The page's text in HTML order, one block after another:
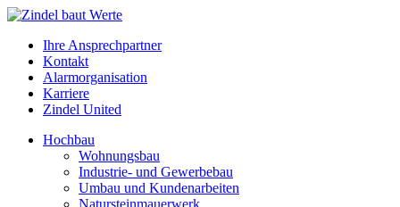
Ihre Ansprechpartner
Kontakt
Alarmorganisation
Karriere
Zindel United
Hochbau
Wohnungsbau
Industrie- und Gewerbebau
Umbau und Kundenarbeiten
Natursteinmauerwerk